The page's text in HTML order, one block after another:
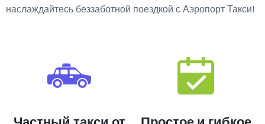
наслаждайтесь беззаботной поездкой с Аэропорт Такси!